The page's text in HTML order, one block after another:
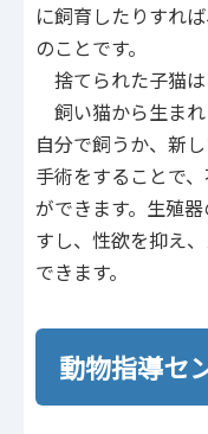
に飼育したりすれ
のことです。
捨てられた子猫は
飼い猫から生ま
自分で飼うか、新
手術をすることで
ができます。生殖
すし、性欲を抑え
できます。
動物指導セ